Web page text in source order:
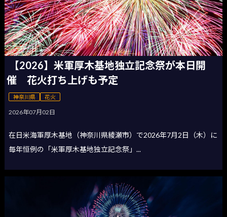
【2026】米軍厚木基地独立記念祭が本日開
催 花火打ち上げも予定
神奈川県 花火
2026年07月02日
在日米海軍厚木基地（神奈川県綾瀬市）で2026年7月2日（木）に
毎年恒例の「米軍厚木基地独立記念祭」...